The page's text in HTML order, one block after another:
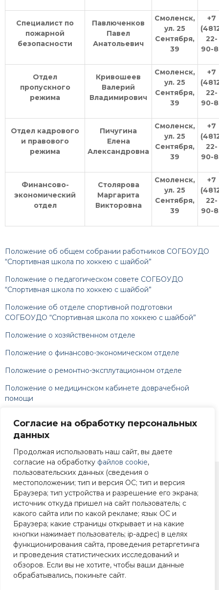
Согласие на обработку персональных
данных
Продолжая использовать наш сайт, вы даете
согласие на обработку файлов cookie,
пользовательских данных (сведения о
местоположении; тип и версия ОС; тип и версия
Браузера; тип устройства и разрешение его экрана;
источник откуда пришел на сайт пользователь; с
какого сайта или по какой рекламе; язык ОС и
Браузера; какие страницы открывает и на какие
кнопки нажимает пользователь; ip-адрес) в целях
функционирования сайта, проведения ретаргетинга
и проведения статистических исследований и
обзоров. Если вы не хотите, чтобы ваши данные
обрабатывались, покиньте сайт.
Специалист по
пожарной
безопасности
Павлюченков
Павел
Анатольевич
Смоленск,
ул. 25
Сентября,
39
+7
22-
90-
Отдел
пропускного
режима
Кривошеев
Валерий
Владимирович
Смоленск,
ул. 25
Сентября,
39
+7
22-
90-
Отдел кадрового
и правового
режима
Пичугина
Елена
Александровна
Смоленск,
ул. 25
Сентября,
39
+7
22-
90-
Финансово-
экономический
отдел
Столярова
Маргарита
Викторовна
Смоленск,
ул. 25
Сентября,
39
+7
22-
90-
Положение об общем собрании работников СОГБОУДО
“Спортивная школа по хоккею с шайбой”
Положение о педагогическом совете СОГБОУДО
“Спортивная школа по хоккею с шайбой”
Положение об отделе спортивной подготовки
СОГБОУДО “Спортивная школа по хоккею с шайбой”
Положение о хозяйственном отделе
Положение о финансово-экономическом отделе
Положение о ремонтно-эксплутационном отделе
Положение о медицинском кабинете доврачебной
помощи
обеспечения
+7 (4812) 22-90-83
Смоленск, ул. 25
Сентября, 39
СОГБОУДО "Спортивная школа по хоккею с шайбой"